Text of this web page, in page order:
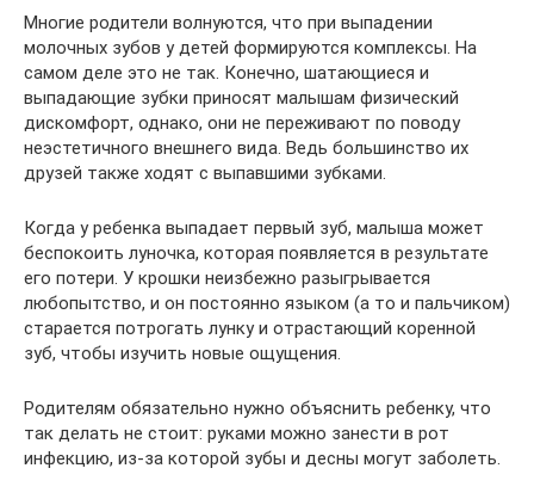
Многие родители волнуются, что при выпадении
молочных зубов у детей формируются комплексы. На
самом деле это не так. Конечно, шатающиеся и
выпадающие зубки приносят малышам физический
дискомфорт, однако, они не переживают по поводу
неэстетичного внешнего вида. Ведь большинство их
друзей также ходят с выпавшими зубками.
Когда у ребенка выпадает первый зуб, малыша может
беспокоить луночка, которая появляется в результате
его потери. У крошки неизбежно разыгрывается
любопытство, и он постоянно языком (а то и пальчиком)
старается потрогать лунку и отрастающий коренной
зуб, чтобы изучить новые ощущения.
Родителям обязательно нужно объяснить ребенку, что
так делать не стоит: руками можно занести в рот
инфекцию, из-за которой зубы и десны могут заболеть.